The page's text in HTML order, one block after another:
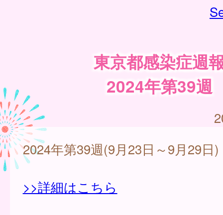
東京都感染症週
2024年第39週
2024年第39週(9月23日～9月29日)
>>詳細はこちら